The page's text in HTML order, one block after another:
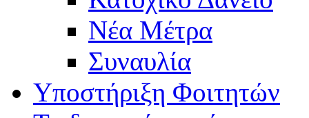
Νέα Μέτρα
Συναυλία
Υποστήριξη Φοιτητών